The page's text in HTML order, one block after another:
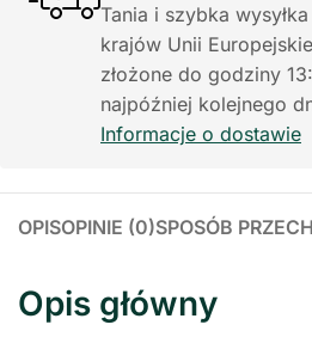
Tania i szybka
krajów Unii
złożone do godziny
najpóźniej kolejnego
Informacje o dostawie
OPISOPINIE (0)SPOSÓB
Opis główny